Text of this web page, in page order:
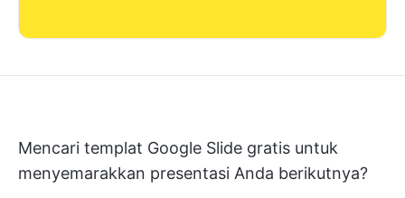
Mencari templat Google Slide gratis untuk
menyemarakkan presentasi Anda berikutnya?